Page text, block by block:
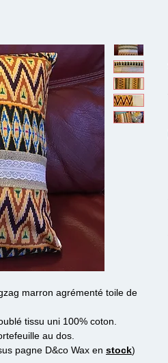
marron agrémenté toile de
tissu uni 100% coton.
au dos.
pagne D&co Wax en stock)